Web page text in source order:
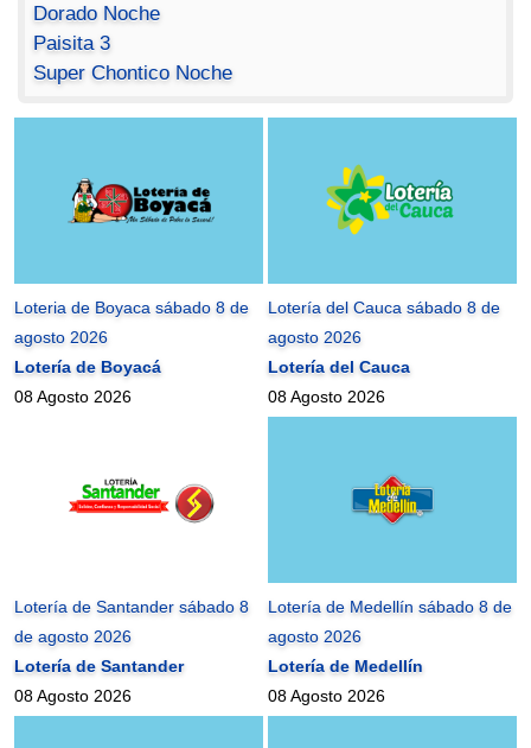
Dorado Noche
Paisita 3
Super Chontico Noche
Loteria de Boyaca sábado 8 de
agosto 2026
Lotería de Boyacá
08 Agosto 2026
Lotería del Cauca sábado 8 de
agosto 2026
Lotería del Cauca
08 Agosto 2026
Lotería de Santander sábado 8
de agosto 2026
Lotería de Santander
08 Agosto 2026
Lotería de Medellín sábado 8 de
agosto 2026
Lotería de Medellín
08 Agosto 2026